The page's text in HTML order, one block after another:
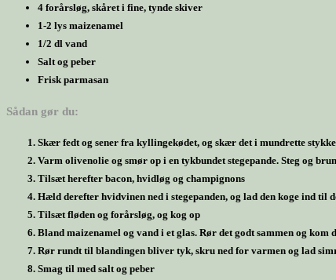
4 forårsløg, skåret i fine, tynde skiver
1-2 lys maizenamel
1/2 dl vand
Salt og peber
Frisk parmasan
Sådan gør du:
Skær fedt og sener fra kyllingekødet, og skær det i mundrette
Varm olivenolie og smør op i en tykbundet stegepande. Steg og
Tilsæt herefter bacon, hvidløg og champignons
Hæld derefter hvidvinen ned i stegepanden, og lad den koge ind til
Tilsæt fløden og forårsløg, og kog op
Bland maizenamel og vand i et glas. Rør det godt sammen og kom
Rør rundt til blandingen bliver tyk, skru ned for varmen og lad
Smag til med salt og peber